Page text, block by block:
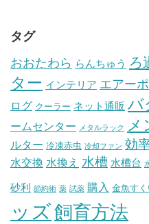
タグ
おおたわら らんちゅう ろ
ター インテリア エアー
ログ クーラー ネット通販 バ
ームセンター
メタルラック メ
ルター 冷凍赤虫 冷却ファン 効
水交換 水換え 水槽 水槽台
砂利 節約術 薬 試薬 購入 金魚す
ッズ飼育方法